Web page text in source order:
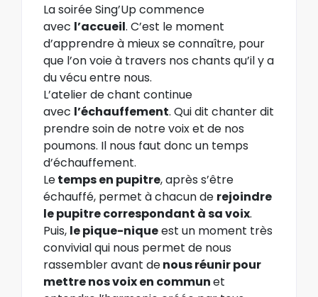
La soirée Sing’Up commence
avec l’accueil. C’est le moment
d’apprendre à mieux se connaître, pour
que l’on voie à travers nos chants qu’il y a
du vécu entre nous.
L’atelier de chant continue
avec l’échauffement. Qui dit chanter dit
prendre soin de notre voix et de nos
poumons. Il nous faut donc un temps
d’échauffement.
Letemps en pupitre, après s’être
échauffé, permet à chacun de rejoindre
le pupitre correspondant à sa voix.
Puis, le pique-niqueest un moment très
convivial qui nous permet de nous
rassembler avant denous réunir pour
mettre nos voix en communet